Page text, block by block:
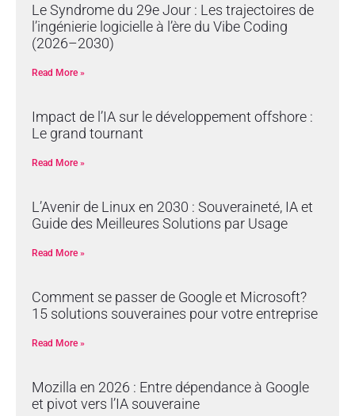
Le Syndrome du 29e Jour : Les trajectoires de
l’ingénierie logicielle à l’ère du Vibe Coding
(2026–2030)
Read More »
Impact de l’IA sur le développement offshore :
Le grand tournant
Read More »
L’Avenir de Linux en 2030 : Souveraineté, IA et
Guide des Meilleures Solutions par Usage
Read More »
Comment se passer de Google et Microsoft?
15 solutions souveraines pour votre entreprise
Read More »
Mozilla en 2026 : Entre dépendance à Google
et pivot vers l’IA souveraine